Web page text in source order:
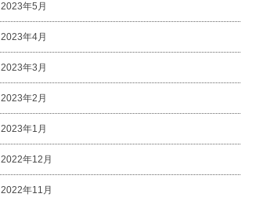
2023年5月
2023年4月
2023年3月
2023年2月
2023年1月
2022年12月
2022年11月